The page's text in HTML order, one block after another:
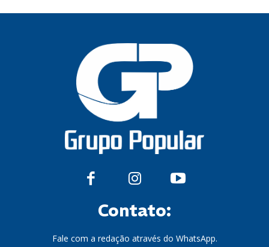
Contato:
Fale com a redação através do WhatsApp.